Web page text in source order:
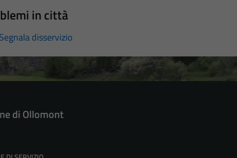
in città
Segnala disservizio
di Ollomont